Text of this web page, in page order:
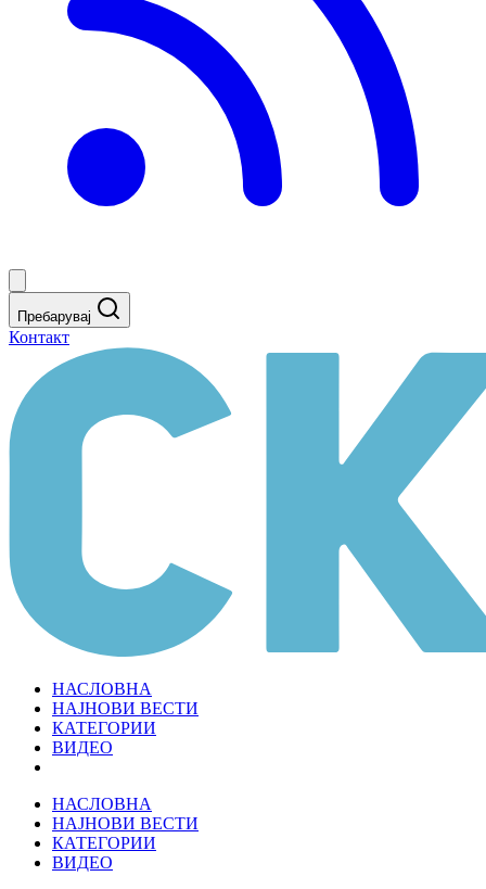
Пребарувај
Контакт
НАСЛОВНА
НАЈНОВИ ВЕСТИ
КАТЕГОРИИ
ВИДЕО
НАСЛОВНА
НАЈНОВИ ВЕСТИ
КАТЕГОРИИ
ВИДЕО